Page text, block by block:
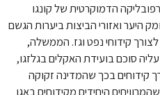
הדמוקרטית של קונגו
היער ואזורי הביצות ביערות הגשם
קידוחי נפט וגז. הממשלה,
סוכם בועידת האקלים בגלזגו,
בכך שהמדינה זקוקה
היחידים מקידוחים באגן